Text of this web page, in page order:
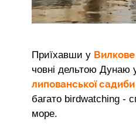
Приїхавши у Вилкове
човні дельтою Дунаю
липованської
багато birdwatching -
море.